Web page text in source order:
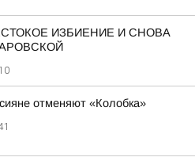
ИЗБИЕНИЕ И СНОВА
отменяют «Колобка»